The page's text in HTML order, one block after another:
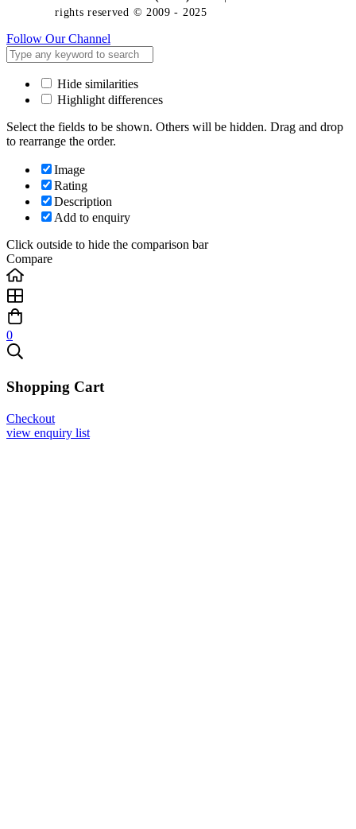
rights reserved © 2009 - 2025
Follow Our Channel
Hide similarities
Highlight differences
Select the fields to be shown. Others will be hidden. Drag and drop
to rearrange the order.
Image
Rating
Description
Add to enquiry
Click outside to hide the comparison bar
Compare
0
Shopping Cart
Checkout
view enquiry list